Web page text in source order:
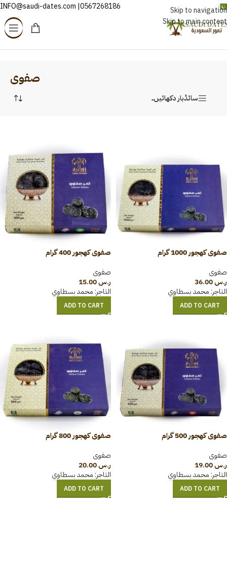
Skip to navigation
Skip to main content
اردو 0567268186| INFO@saudi-dates.com
Home
/صفوی
صفوی
سائڈبار دکھائیں۔
صفوی کھجور 1000 گرام
صفوی
ر.س
التاجر: محمد بسطاوي
ADD TO CART
صفوی کھجور 400 گرام
صفوی
ر.س
التاجر: محمد بسطاوي
ADD TO CART
صفوی کھجور 500 گرام
صفوی
ر.س
التاجر: محمد بسطاوي
ADD TO CART
صفوی کھجور 800 گرام
صفوی
ر.س
التاجر: محمد بسطاوي
ADD TO CART